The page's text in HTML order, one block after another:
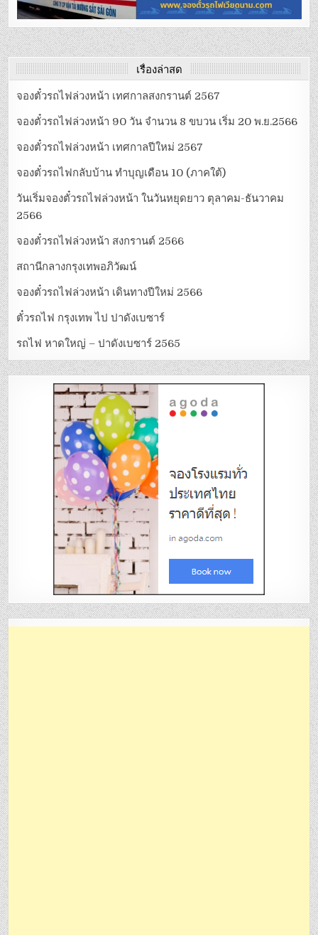
เรื่องล่าสุด
จองตั๋วรถไฟล่วงหน้า เทศกาลสงกรานต์ 2567
จองตั๋วรถไฟล่วงหน้า 90 วัน จำนวน 8 ขบวน เริ่ม 20 พ.ย.2566
จองตั๋วรถไฟล่วงหน้า เทศกาลปีใหม่ 2567
จองตั๋วรถไฟกลับบ้าน ทำบุญเดือน 10 (ภาคใต้)
วันเริ่มจองตั๋วรถไฟล่วงหน้า ในวันหยุดยาว ตุลาคม-ธันวาคม
2566
จองตั๋วรถไฟล่วงหน้า สงกรานต์ 2566
สถานีกลางกรุงเทพอภิวัฒน์
จองตั๋วรถไฟล่วงหน้า เดินทางปีใหม่ 2566
ตั๋วรถไฟ กรุงเทพ ไป ปาดังเบซาร์
รถไฟ หาดใหญ่ – ปาดังเบซาร์ 2565